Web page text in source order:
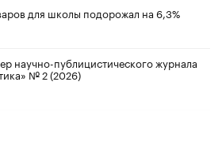
для школы подорожал на 6,3%
научно-публицистического журнала
№ 2 (2026)